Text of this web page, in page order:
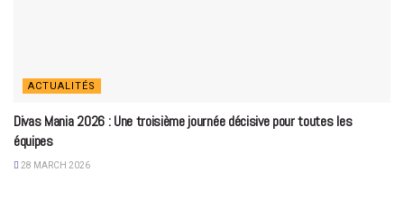
ACTUALITÉS
Divas Mania 2026 : Une troisième journée décisive pour toutes les
équipes
28 MARCH 2026